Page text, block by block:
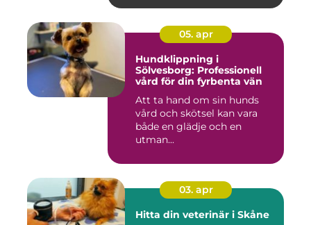
05. apr
Hundklippning i
Sölvesborg: Professionell
vård för din fyrbenta vän
Att ta hand om sin hunds
vård och skötsel kan vara
både en glädje och en
utman...
03. apr
Hitta din veterinär i Skåne